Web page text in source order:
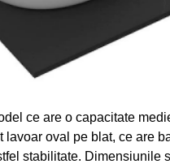
ce are o capacitate
lavoar oval pe blat, ce are
stabilitate. Dimensiunile